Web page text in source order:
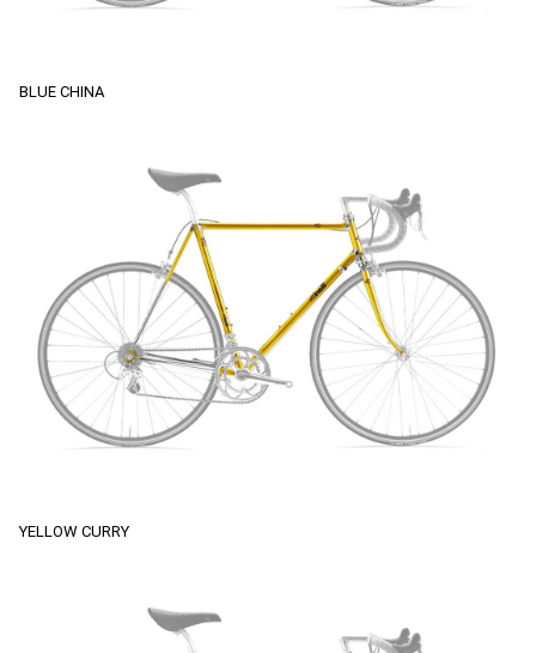
BLUE CHINA
YELLOW CURRY